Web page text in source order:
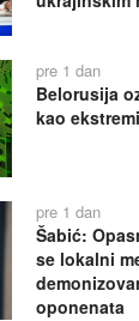
pre 1 dan
Belorusija
kao
pre 1 dan
Šabić:
se lokalni
oponenata